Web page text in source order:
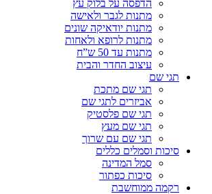
הדפסה על בלוק עץ
מתנות לגבר ולאישה
מתנות יודאיקה שונים
מתנות לרופא ולאחות
מתנות עד 50 ש”ח
עיצוב החדר והבית
תגי שם
תגי שם מתכת
אביזרים לתגי שם
תגי שם פלסטיק
תגי שם מעץ
תגי שם עם שרוך
סיכות וסמלים כללים
סמל המדינה
סיכות כפתור
רקמה ממוחשבת